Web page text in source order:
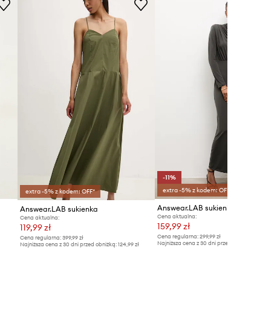
extra -5% z kodem: OFF*
Answear.LAB sukienka
Cena aktualna:
119,99 zł
Cena regularna:399,99 zł
Najniższa cena z 30 dni przed obniżką:124,99 zł
-11%
extra -5% z kodem: OFF*
Answear.LAB sukienka
Cena aktualna:
159,99 zł
Cena regularna: 299,99 zł
Najniższa cena z 30 dni przed obniżką: